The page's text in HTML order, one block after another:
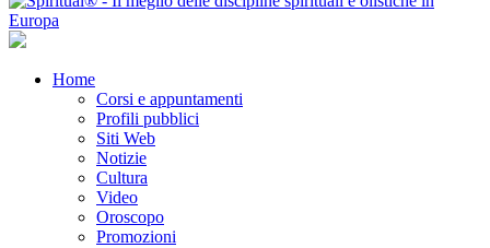
Home
Corsi e appuntamenti
Profili pubblici
Siti Web
Notizie
Cultura
Video
Oroscopo
Promozioni